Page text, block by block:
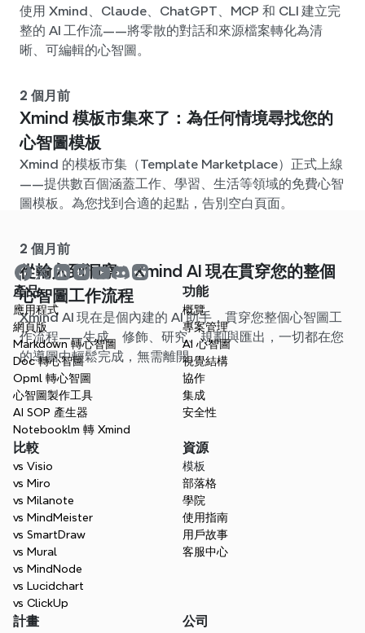
使用 Xmind、Claude、ChatGPT、MCP 和 CLI 建立完
整的 AI 工作流——將零散的對話和來源檔案轉化為清
晰、可編輯的心智圖。
2 個月前
Xmind 模板市集來了：為任何情境尋找您的
心智圖模板
Xmind 的模板市集（Template Marketplace）正式上線
——提供數百個涵蓋工作、學習、生活等領域的免費心智
圖模板。為您找到合適的起點，告別空白頁面。
2 個月前
從輸入到洞察：Xmind AI 現在貫穿您的整個
心智圖工作流程
Xmind AI 現在是個內建的 AI 助手，貫穿您整個心智圖工
作流程——生成、修飾、研究、規劃與匯出，一切都在您
的導圖中輕鬆完成，無需離開。
產品
應用程式
網頁版
Markdown 轉心智圖
Doc 轉心智圖
Opml 轉心智圖
心智圖製作工具
AI SOP 產生器
Notebooklm 轉 Xmind
功能
概覽
專案管理
AI 心智圖
視覺結構
協作
集成
安全性
比較
vs Visio
vs Miro
vs Milanote
vs MindMeister
vs SmartDraw
vs Mural
vs MindNode
vs Lucidchart
vs ClickUp
資源
模板
部落格
學院
使用指南
用戶故事
客服中心
計畫 公司